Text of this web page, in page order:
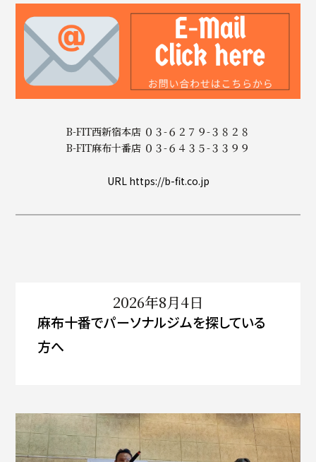
B-FIT西新宿本店 ０３-６２７９-３８２８
B-FIT麻布十番店 ０３-６４３５-３３９９
URL https://b-fit.co.jp
2026年8月4日
麻布十番でパーソナルジムを探している
方へ